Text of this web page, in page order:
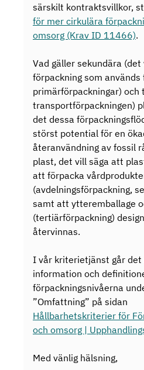
särskilt kontraktsvillkor,
för mer cirkulära
omsorg (Krav ID 11466).
Vad gäller sekundära (det
förpackning som
primärförpackningar) och
transportförpackningen)
det dessa
störst potential för en
återanvändning av fossil
plast, det vill säga att
att förpacka
(avdelningsförpackning,
samt att ytteremballage
(tertiärförpackning)
återvinnas.
I vår kriterietjänst går
information och
förpackningsnivåerna
”Omfattning” på sidan
Hållbarhetskriterier för
och omsorg |
Med vänlig hälsning,